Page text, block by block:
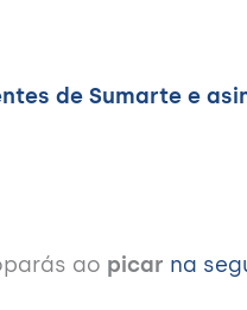
de Sumarte e
ao picar na